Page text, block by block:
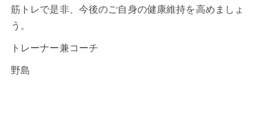
筋トレで是非、今後のご自身の健康維持を高めましょ
う。
トレーナー兼コーチ
野島